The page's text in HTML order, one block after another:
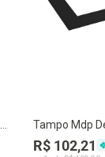
Tampo Mdp
Cooktop Com
Bocas Preto
R$ 102,21